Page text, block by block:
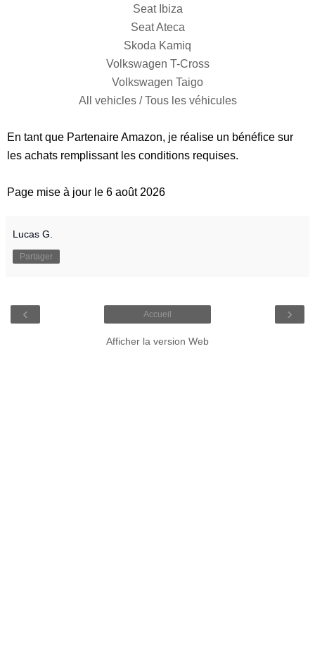
Seat Ibiza
Seat Ateca
Skoda Kamiq
Volkswagen T-Cross
Volkswagen Taigo
All vehicles / Tous les véhicules
En tant que Partenaire Amazon, je réalise un bénéfice sur
les achats remplissant les conditions requises.
Page mise à jour le 6 août 2026
Lucas G.
Partager
‹ ›
Accueil
Afficher la version Web